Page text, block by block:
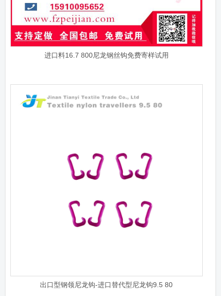
进口料16.7 800尼龙钢丝钩免费寄样试用
出口型钢领尼龙钩-进口替代型尼龙钩9.5 80